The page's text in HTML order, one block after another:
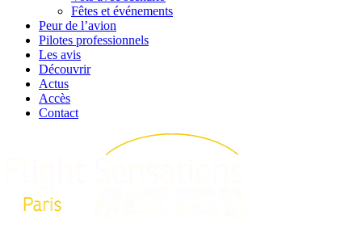
Fêtes et événements
Peur de l’avion
Pilotes professionnels
Les avis
Découvrir
Actus
Accès
Contact